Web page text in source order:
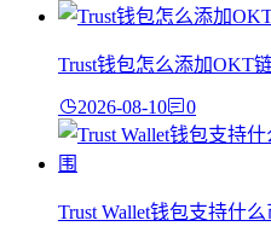
Trust钱包怎么添加OKT
2026-08-10 0
Trust Wallet钱包支持什